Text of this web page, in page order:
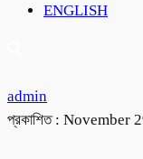
ENGLISH
admin
প্রকাশিত : November